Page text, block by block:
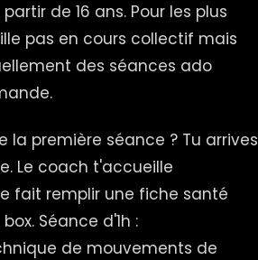
de 16 ans. Pour les plus
pas en cours collectif mais
des séances ado
la première séance ? Tu arrives
Le coach t'accueille
fait remplir une fiche santé
Séance d'1h :
de mouvements de